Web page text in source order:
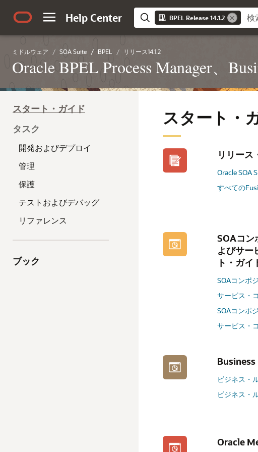
Help Center BPEL Release 14.1.2
ミドルウェア SOA Suite BPEL リリース14.1.2
Oracle BPEL Process Manager、
スタート・ガイド
タスク
開発およびデプロイ
管理
保護
テストおよびデバッグ
リファレンス
ブック
スタート・
リリース
Oracle SOA
すべての
SOAコン
よびサー
ト・ガイ
SOAコンポ
サービス・
SOAコンポ
サービス・
Business
ビジネス・
ビジネス・
Oracle